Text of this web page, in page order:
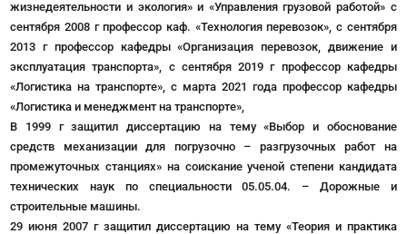
жизнедеятельности и экология» и «Управления грузовой работой» с
сентября 2008 г профессор каф. «Технология перевозок», с сентября
2013 г профессор кафедры «Организация перевозок, движение и
эксплуатация транспорта», с сентября 2019 г профессор кафедры
«Логистика на транспорте», с марта 2021 года профессор кафедры
«Логистика и менеджмент на транспорте»,
В 1999 г защитил диссертацию на тему «Выбор и обоснование
средств механизации для погрузочно – разгрузочных работ на
промежуточных станциях» на соискание ученой степени кандидата
технических наук по специальности 05.05.04. – Дорожные и
строительные машины.
29 июня 2007 г защитил диссертацию на тему «Теория и практика